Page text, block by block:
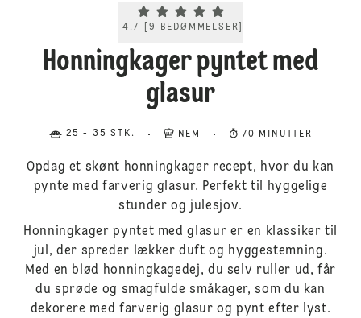
Current rating 4.7. Click to rate.
4.7 9 BEDØMMELSER
Honningkager pyntet med
glasur
25 - 35 STK. NEM 70 MINUTTER
Opdag et skønt honningkager recept, hvor du kan
pynte med farverig glasur. Perfekt til hyggelige
stunder og julesjov.
Honningkager pyntet med glasur er en klassiker til
jul, der spreder lækker duft og hyggestemning.
Med en blød honningkagedej, du selv ruller ud, får
du sprøde og smagfulde småkager, som du kan
dekorere med farverig glasur og pynt efter lyst.